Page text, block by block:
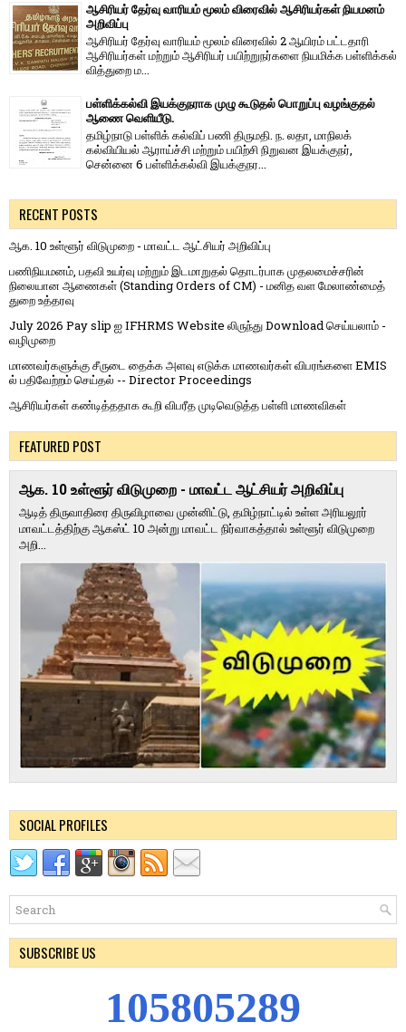
ஆசிரியர் தேர்வு வாரியம் மூலம் விரைவில் ஆசிரியர்கள் நியமனம்
அறிவிப்பு
ஆசிரியர் தேர்வு வாரி​யம் மூலம் விரை​வில் 2 ஆயிரம் பட்​ட​தாரி
ஆசிரியர்​கள் மற்​றும் ஆசிரியர் பயிற்றுநர்​களை நியமிக்க பள்​ளிக்​கல்​
வித்​துறை ம...
பள்ளிக்கல்வி இயக்குநராக முழு கூடுதல் பொறுப்பு வழங்குதல்
ஆணை வெளியீடு.
தமிழ்நாடு பள்ளிக் கல்விப் பணி திருமதி. ந. லதா, மாநிலக்
கல்வியியல் ஆராய்ச்சி மற்றும் பயிற்சி நிறுவன இயக்குநர்,
சென்னை 6 பள்ளிக்கல்வி இயக்குநர...
RECENT POSTS
ஆக. 10 உள்ளூர் விடுமுறை - மாவட்ட ஆட்சியர் அறிவிப்பு
பணிநியமனம், பதவி உயர்வு மற்றும் இடமாறுதல் தொடர்பாக முதலமைச்சரின்
நிலையான ஆணைகள் (Standing Orders of CM) - மனித வள மேலாண்மைத்
துறை உத்தரவு
July 2026 Pay slip ஐ IFHRMS Website லிருந்து Download செய்யலாம் -
வழிமுறை
மாணவர்களுக்கு சீருடை தைக்க அளவு எடுக்க மாணவர்கள் விபரங்களை EMIS
ல் பதிவேற்றம் செய்தல் -- Director Proceedings
ஆசிரியர்கள் கண்டித்ததாக கூறி விபரீத முடிவெடுத்த பள்ளி மாணவிகள்
FEATURED POST
ஆக. 10 உள்ளூர் விடுமுறை - மாவட்ட ஆட்சியர் அறிவிப்பு
ஆடித் திருவாதிரை திருவிழாவை முன்னிட்டு, தமிழ்நாட்டில் உள்ள அரியலூர்
மாவட்டத்திற்கு ஆகஸ்ட் 10 அன்று மாவட்ட நிர்வாகத்தால் உள்ளூர் விடுமுறை
அறி...
SOCIAL PROFILES
SUBSCRIBE US
105805289